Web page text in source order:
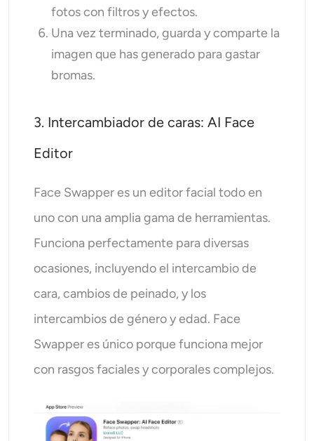
fotos con filtros y efectos.
Una vez terminado, guarda y comparte la
imagen que has generado para gastar
bromas.
3. Intercambiador de caras: AI Face
Editor
Face Swapper es un editor facial todo en
uno con una amplia gama de herramientas.
Funciona perfectamente para diversas
ocasiones, incluyendo el intercambio de
cara, cambios de peinado, y los
intercambios de género y edad. Face
Swapper es único porque funciona mejor
con rasgos faciales y corporales complejos.